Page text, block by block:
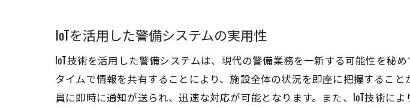
導入前のテストと評
技術導入後のサポー
現場で活かせる警備効率
IoTを活用した警備システムの実用性
IoT技術を活用した警備システムは、現代の警備業務を一新する可能性を秘
タイムで情報を共有することにより、施設全体の状況を即座に把握するこ
員に即時に通知が送られ、迅速な対応が可能となります。また、IoT技術に